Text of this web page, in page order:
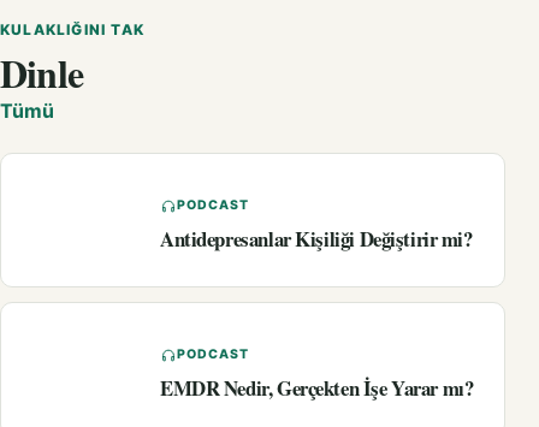
KULAKLIĞINI TAK
Dinle
Tümü
PODCAST
Antidepresanlar Kişiliği Değiştirir mi?
PODCAST
EMDR Nedir, Gerçekten İşe Yarar mı?